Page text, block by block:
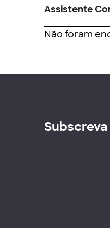
Assistente
Não foram